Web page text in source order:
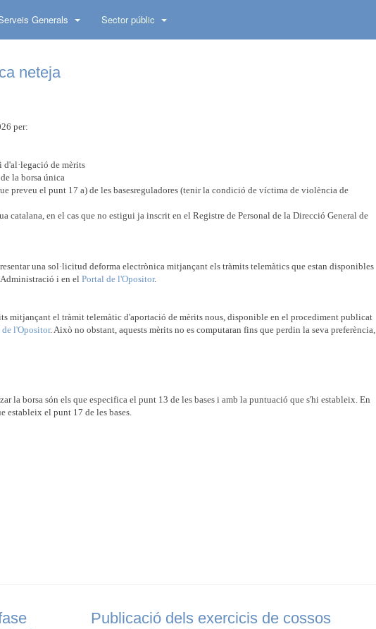
Generals Sector públic
neteja
per:
de mèrits
la borsa única
preveu el punt 17 a) de les basesreguladores (tenir la condició de víctima de violència de
catalana, en el cas que no estigui ja inscrit en el Registre de Personal de la Direcció General de
una sol·licitud deforma electrònica mitjançant els tràmits telemàtics que estan disponibles
Administració i en el Portal de l'Opositor.
mitjançant el tràmit telemàtic d'aportació de mèrits nous, disponible en el procediment publicat
de l'Opositor. Això no obstant, aquests mèrits no es computaran fins que perdin la seva preferència,
la borsa són els que especifica el punt 13 de les bases i amb la puntuació que s'hi estableix. En
estableix el punt 17 de les bases.
Publicació dels exercicis de cossos